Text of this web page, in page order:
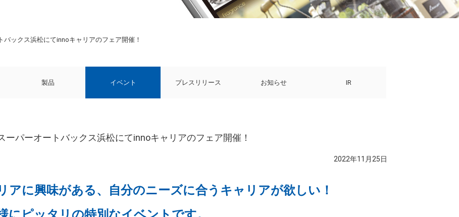
ックス浜松にてinnoキャリアのフェア開催！
製品 イベント プレスリリース お知らせ IR
ーパーオートバックス浜松にてinnoキャリアのフェア開催！
2022年11月25日
アに興味がある、自分のニーズに合うキャリアが欲しい！